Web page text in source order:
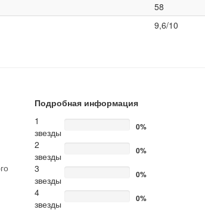
58
9,6/10
Подробная информация
1
звезды
0%
2
звезды
0%
3
звезды
0%
4
звезды
0%